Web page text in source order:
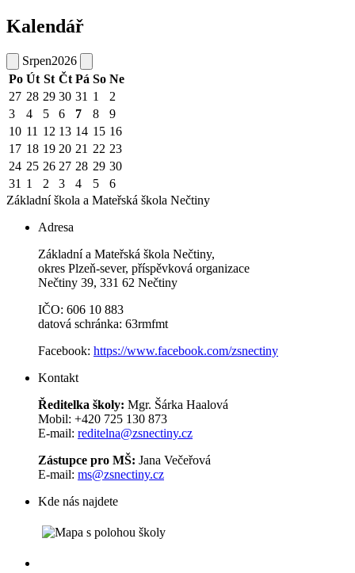
Kalendář
Srpen2026
Po Út St Čt Pá So Ne
27 28 29 30 31 1
2
3
4 5 6 7 8
9
10 11 12 13 14 15 16
17 18 19 20 21 22 23
24 25 26 27 28 29 30
31 1 2 3 4 5
6
Základní škola a Mateřská škola Nečtiny
Adresa
Základní a Mateřská škola Nečtiny,
okres Plzeň-sever, příspěvková organizace
Nečtiny 39, 331 62 Nečtiny
IČO: 606 10 883
datová schránka: 63rmfmt
Facebook: https://www.facebook.com/zsnectiny
Kontakt
Ředitelka školy: Mgr. Šárka Haalová
Mobil: +420 725 130 873
E-mail: reditelna@zsnectiny.cz
Zástupce pro MŠ: Jana Večeřová
E-mail: ms@zsnectiny.cz
Kde nás najdete